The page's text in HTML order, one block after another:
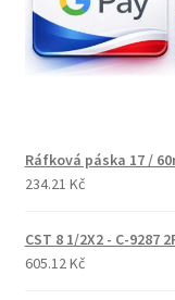
Ráfková páska 17 /
234.21 Kč
CST 8 1/2X2 - C-9287
605.12 Kč